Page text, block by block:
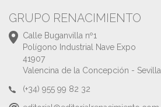
GRUPO RENACIMIENTO
Calle Buganvilla nº1
Polígono Industrial Nave Expo
41907
Valencina de la Concepción - Sevilla
(+34) 955 99 82 32